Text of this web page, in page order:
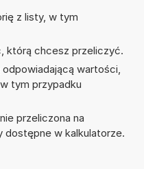
z listy, w tym
którą chcesz przeliczyć.
wartości,
tym przypadku
przeliczona na
dostępne w kalkulatorze.